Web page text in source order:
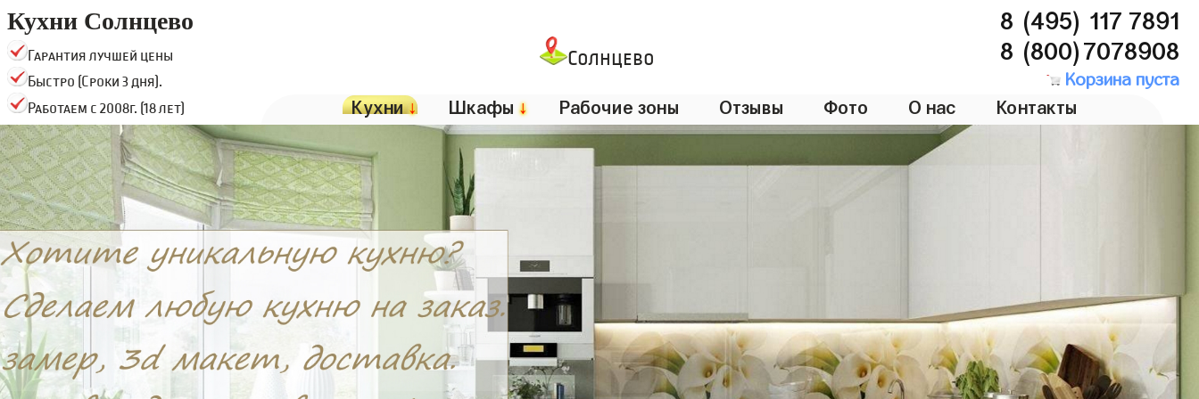
Кухни Солнцево
Гарантия лучшей цены
Быстро (Сроки 3 дня).
Работаем с 2008г. (18 лет)
Солнцево
8 (495) 117 7891
8 (800)7078908
Корзина пуста
Кухни↓ Шкафы↓ Рабочие зоны Отзывы Фото О нас Контакты